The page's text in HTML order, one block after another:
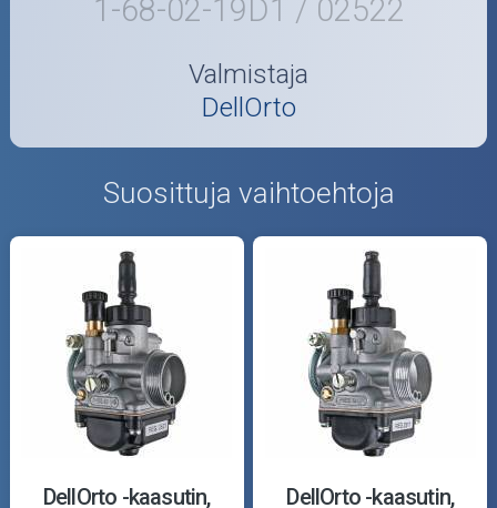
1-68-02-19D1 / 02522
Valmistaja
DellOrto
Suosittuja vaihtoehtoja
DellOrto -kaasutin,
DellOrto -kaasutin,